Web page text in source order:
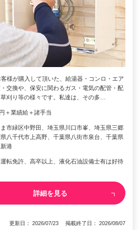
様が購入して頂いた、給湯器・コンロ・エア
交換や、保安に関わるガス・電気の配管・配
刈り等の様々です。私達は、その多…
＋業績給＋諸手当
市緑区中野田、埼玉県川口市峯、埼玉県三郷
八千代市上高野、千葉県八街市泉台、千葉県
港
転免許、高卒以上、液化石油設備士有は好待
詳細を見る
更新日： 2026/07/23 掲載終了日： 2026/08/07